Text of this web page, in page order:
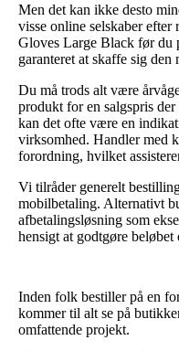
Men det kan ikke desto
visse online selskaber efter
Gloves Large Black før du
garanteret at skaffe sig den
Du må trods alt være
produkt for en salgspris
kan det ofte være en
virksomhed. Handler med
forordning, hvilket
Vi tilråder generelt
mobilbetaling. Alternativt
afbetalingsløsning som
hensigt at godtgøre beløbet
Inden folk bestiller på en
kommer til alt se på
omfattende projekt.